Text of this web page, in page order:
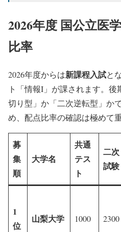
2026年度 国公立医
比率
2026年度からは新課程入試と
ト「情報I」が課されます。
切り型」か「二次逆転型」か
め、配点比率の確認は極めて重
募
集
順
大学名
共通
テス
ト
二次
試験
1
位
山梨大学 1000 2300